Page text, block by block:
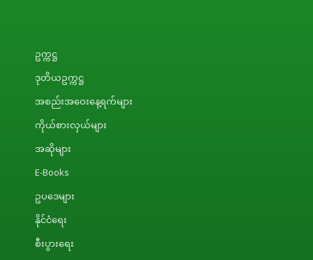
ဥက္ကဋ္ဌ
ဒုတိယဥက္ကဋ္ဌ
အစည်းအဝေးနေ့ရက်များ
ကိုယ်စားလှယ်များ
အဆိုများ
E-Books
ဥပဒေများ
နိုင်ငံရေး
စီးပွားရေး